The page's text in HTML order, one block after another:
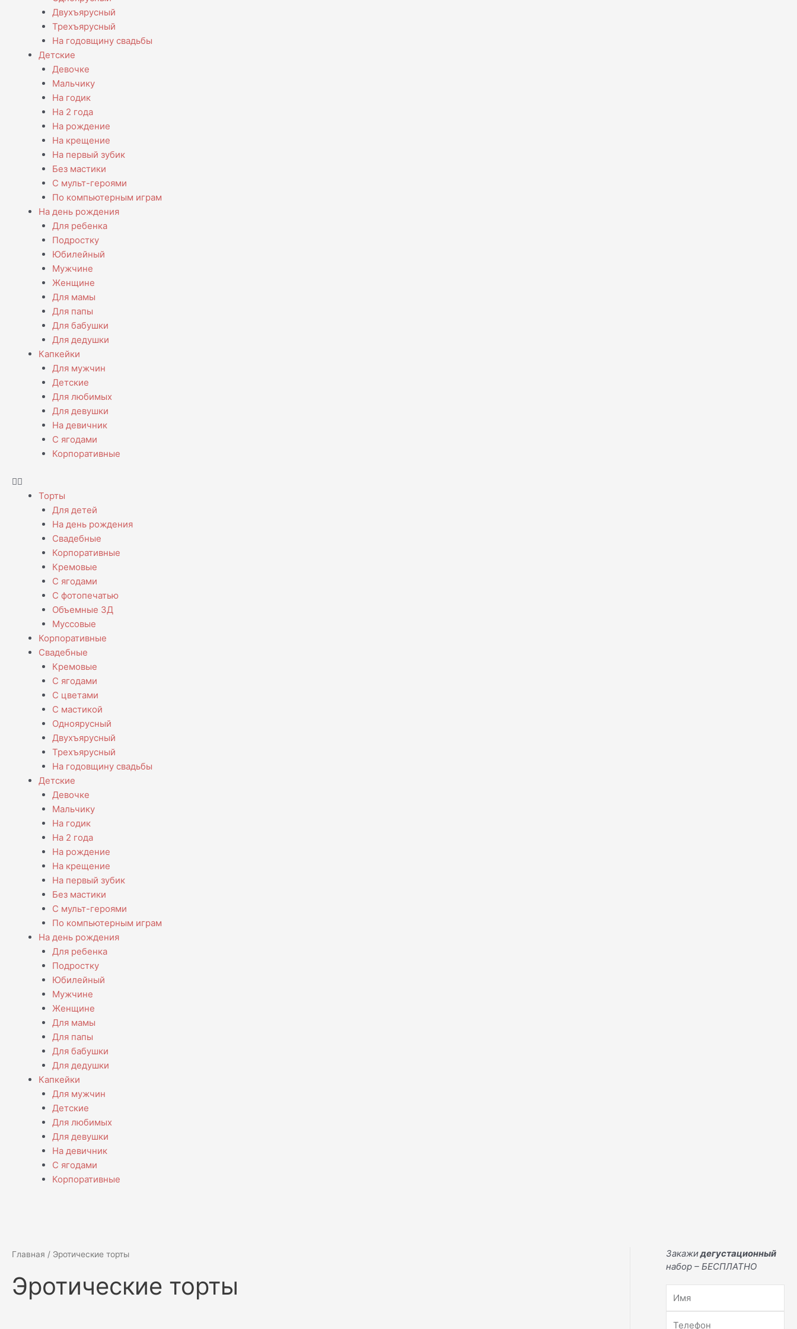
Двухъярусный
Трехъярусный
На годовщину свадьбы
Детские
Девочке
Мальчику
На годик
На 2 года
На рождение
На крещение
На первый зубик
Без мастики
С мульт-героями
По компьютерным играм
На день рождения
Для ребенка
Подростку
Юбилейный
Мужчине
Женщине
Для мамы
Для папы
Для бабушки
Для дедушки
Капкейки
Для мужчин
Детские
Для любимых
Для девушки
На девичник
С ягодами
Корпоративные
Торты
Для детей
На день рождения
Свадебные
Корпоративные
Кремовые
С ягодами
С фотопечатью
Объемные 3Д
Муссовые
Корпоративные
Свадебные
Кремовые
С ягодами
С цветами
С мастикой
Одноярусный
Двухъярусный
Трехъярусный
На годовщину свадьбы
Детские
Девочке
Мальчику
На годик
На 2 года
На рождение
На крещение
На первый зубик
Без мастики
С мульт-героями
По компьютерным играм
На день рождения
Для ребенка
Подростку
Юбилейный
Мужчине
Женщине
Для мамы
Для папы
Для бабушки
Для дедушки
Капкейки
Для мужчин
Детские
Для любимых
Для девушки
На девичник
С ягодами
Корпоративные
Главная / Эротические торты
Эротические торты
Закажидегустационный
набор – БЕСПЛАТНО